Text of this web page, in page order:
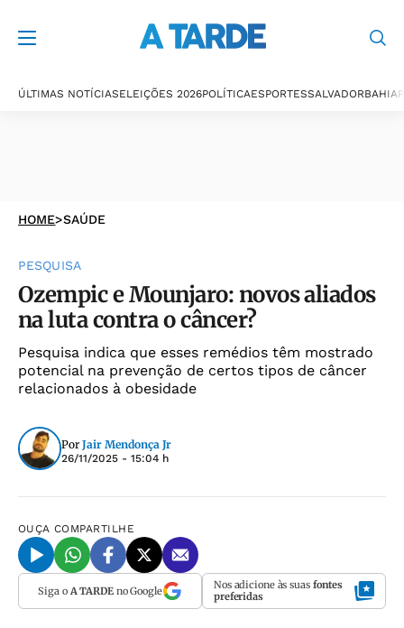
ÚLTIMAS NOTÍCIASELEIÇÕES 2026POLÍTICAESPORTESSALVADORBAHIA
HOME>SAÚDE
PESQUISA
Ozempic e Mounjaro: novos aliados
na luta contra o câncer?
Pesquisa indica que esses remédios têm mostrado
potencial na prevenção de certos tipos de câncer
relacionados à obesidade
Por Jair Mendonça Jr
26/11/2025 - 15:04 h
OUÇA COMPARTILHE
Siga o A TARDEno Google Nos adicione às suas fontes
preferidas